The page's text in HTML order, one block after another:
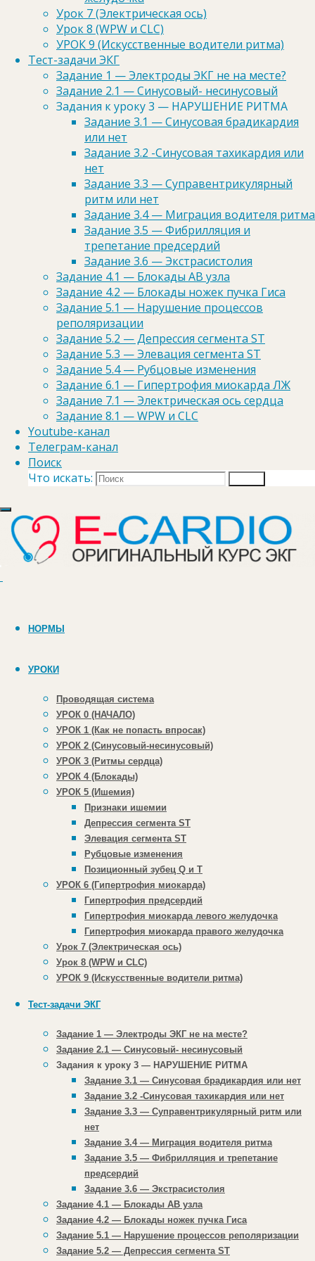
Урок 7 (Электрическая ось)
Урок 8 (WPW и CLC)
УРОК 9 (Искусственные водители ритма)
Тест-задачи ЭКГ
Задание 1 — Электроды ЭКГ не на месте?
Задание 2.1 — Синусовый- несинусовый
Задания к уроку 3 — НАРУШЕНИЕ РИТМА
Задание 3.1 — Синусовая брадикардия
или нет
Задание 3.2 -Синусовая тахикардия или
нет
Задание 3.3 — Суправентрикулярный
ритм или нет
Задание 3.4 — Миграция водителя ритма
Задание 3.5 — Фибрилляция и
трепетание предсердий
Задание 3.6 — Экстрасистолия
Задание 4.1 — Блокады АВ узла
Задание 4.2 — Блокады ножек пучка Гиса
Задание 5.1 — Нарушение процессов
реполяризации
Задание 5.2 — Депрессия сегмента ST
Задание 5.3 — Элевация сегмента ST
Задание 5.4 — Рубцовые изменения
Задание 6.1 — Гипертрофия миокарда ЛЖ
Задание 7.1 — Электрическая ось сердца
Задание 8.1 — WPW и CLC
Youtube-канал
Телеграм-канал
Поиск
Что искать:
НОРМЫ
УРОКИ
Проводящая система
УРОК 0 (НАЧАЛО)
УРОК 1 (Как не попасть впросак)
УРОК 2 (Синусовый-несинусовый)
УРОК 3 (Ритмы сердца)
УРОК 4 (Блокады)
УРОК 5 (Ишемия)
Признаки ишемии
Депрессия сегмента ST
Элевация сегмента ST
Рубцовые изменения
Позиционный зубец Q и Т
УРОК 6 (Гипертрофия миокарда)
Гипертрофия предсердий
Гипертрофия миокарда левого желудочка
Гипертрофия миокарда правого желудочка
Урок 7 (Электрическая ось)
Урок 8 (WPW и CLC)
УРОК 9 (Искусственные водители ритма)
Тест-задачи ЭКГ
Задание 1 — Электроды ЭКГ не на месте?
Задание 2.1 — Синусовый- несинусовый
Задания к уроку 3 — НАРУШЕНИЕ РИТМА
Задание 3.1 — Синусовая брадикардия или нет
Задание 3.2 -Синусовая тахикардия или нет
Задание 3.3 — Суправентрикулярный ритм или
нет
Задание 3.4 — Миграция водителя ритма
Задание 3.5 — Фибрилляция и трепетание
предсердий
Задание 3.6 — Экстрасистолия
Задание 4.1 — Блокады АВ узла
Задание 4.2 — Блокады ножек пучка Гиса
Задание 5.1 — Нарушение процессов реполяризации
Задание 5.2 — Депрессия сегмента ST
Обязательные поля помечены
Комментарий
*
Email*
Сайт
Сохранить моё имя, email и URL-адрес
в этом браузере для размещения
комментариев в дальнейшем.
Гохман Александр
Куратор проекта e-cardio с 2013 года
Курс-практикум по ЭКГ
Для врачей, студентов и фельдшеров.
Упрощенный курс теории Только настоящие ЭКГ 37 УРОКОВ
250 QUIZ-тестов 2000+ курсантов
Программа курса "ЭКГ БАЗОВЫЙ"
Программа курса "ЭКГ ПРОДВИНУТЫЙ"
Узнать стоимость
Copyright © 2013-2026 E-Cardio. All Rights Reserved.
Контактный e-mail:ekg@e-cardio.ru
☀️ Лето с e-cardio: дарим 30% скидку на любой из
нашихЭКГ курсов.